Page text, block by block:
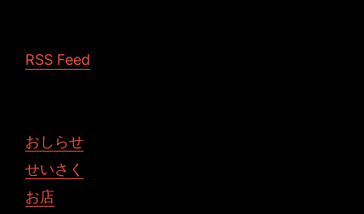
RSS Feed
おしらせ
せいさく
お店